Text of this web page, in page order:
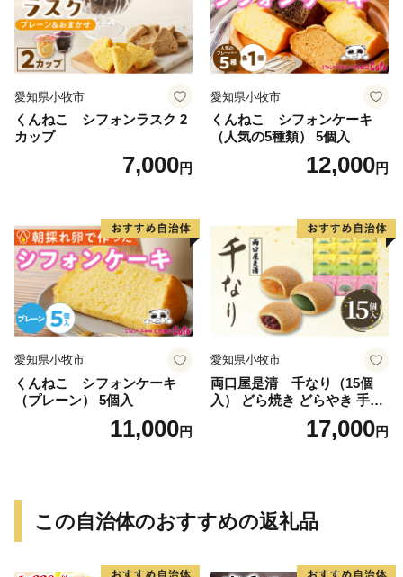
愛知県小牧市
くんねこ シフォンラスク 2
カップ
7,000円
愛知県小牧市
くんねこ シフォンケーキ
（人気の5種類） 5個入
12,000円
愛知県小牧市
くんねこ シフォンケーキ
（プレーン） 5個入
11,000円
愛知県小牧市
両口屋是清 千なり（15個
入） どら焼き どらやき 手土
産 お土産 土産 丹波大納言小
豆 抹茶 林檎 りんご 慶事 お
17,000円
この自治体のおすすめの返礼品